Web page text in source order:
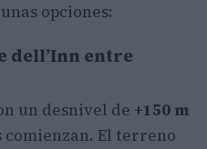
opciones:
dell’Inn entre
un desnivel de +150 m
comienzan. El terreno